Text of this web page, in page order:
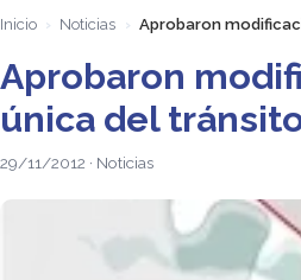
Inicio Noticias Aprobaron
Aprobaron
única del
29/11/2012 · Noticias